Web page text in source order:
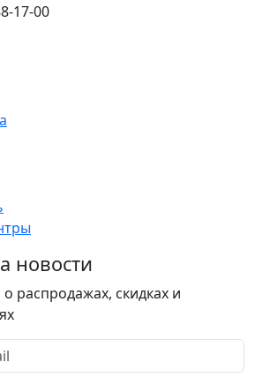
17-00
новости
распродажах, скидках и